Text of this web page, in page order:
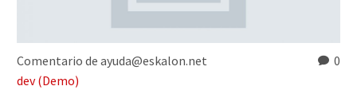
0
Comentario de ayuda@eskalon.net
dev (Demo)